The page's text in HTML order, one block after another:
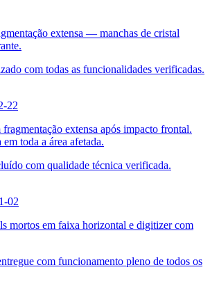
extensa — manchas de cristal
com todas as funcionalidades verificadas.
22
extensa após impacto frontal.
toda a área afetada.
com qualidade técnica verificada.
02
mortos em faixa horizontal e digitizer com
com funcionamento pleno de todos os